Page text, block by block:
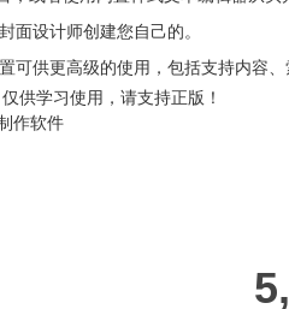
面设计师创建您自己的。
供更高级的使用，包括支持内容、
供学习使用，请支持正版！
作软件